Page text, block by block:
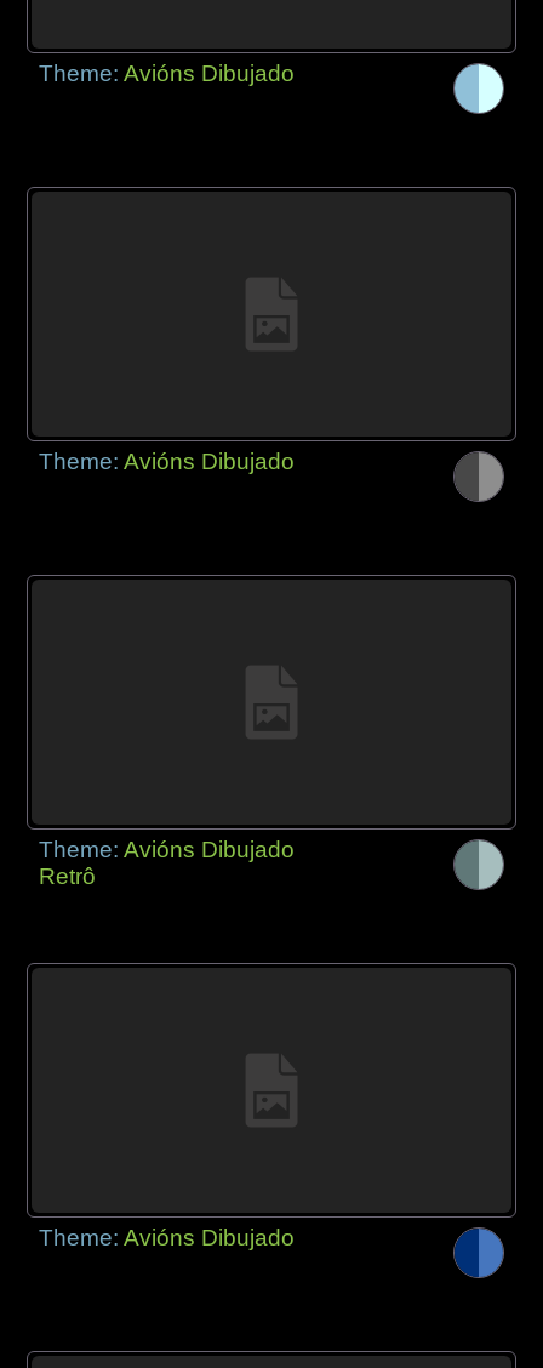
Theme:Avións Dibujado
Theme:Avións Dibujado
Theme:Avións Dibujado
Retrô
Theme:Avións Dibujado